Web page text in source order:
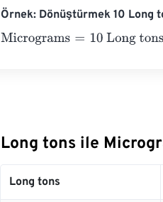
Örnek: Dönüştürmek 10 Long
Micrograms=10 Long tons×
Long tons ile
Long tons